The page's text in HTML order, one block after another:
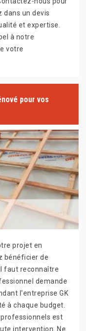
dans un devis
et expertise.
à notre
votre
pour vos
projet en
bénéficier de
faut reconnaître
demande
l'entreprise GK
à chaque budget.
est
intervention. Ne